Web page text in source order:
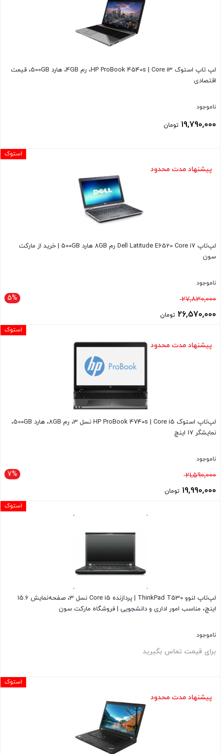
لپ تاپ استوک HP ProBook 4540s | Core i3، رم 4GB، هارد 500GB، قیمت
اقتصادی
ناموجود
19,790,000 تومان
پیشنهاد مدت محدود
لپ‌تاپ Dell Latitude E6520 Core i7 رم 8GB هارد 500GB | خرید از مارکت
سون
ناموجود
5% 27,830,000قیمت
اصلی26,570,000 تومان
فعلی
استوک
پیشنهاد مدت محدود
لپ‌تاپ استوک HP ProBook 4740s | Core i5 نسل 3، رم 8GB، هارد 500GB،
نمایشگر 17 اینچ
ناموجود
7% 21,590,000قیمت
اصلی19,990,000 تومان
استوک
لپ‌تاپ لنوو ThinkPad T530 | پردازنده Core i5 نسل 3، صفحه‌نمایش 15.6
اینچ، مناسب امور اداری و دانشجویی | فروشگاه مارکت سون
ناموجود
برای قیمت تماس بگیرید
استوک
پیشنهاد مدت محدود
استوک